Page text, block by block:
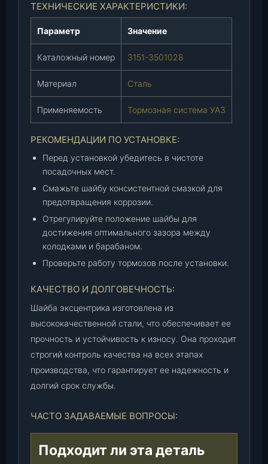
ТЕХНИЧЕСКИЕ ХАРАКТЕРИСТИКИ:
Параметр Значение
Каталожный номер 3151-3501028
Материал Сталь
Применяемость Тормозная система УАЗ
РЕКОМЕНДАЦИИ ПО УСТАНОВКЕ:
Перед установкой убедитесь в чистоте
посадочных мест.
Смажьте шайбу консистентной смазкой для
предотвращения коррозии.
Отрегулируйте положение шайбы для
достижения оптимального зазора между
колодками и барабаном.
Проверьте работу тормозов после установки.
КАЧЕСТВО И ДОЛГОВЕЧНОСТЬ:
Шайба эксцентрика изготовлена из
высококачественной стали, что обеспечивает ее
прочность и устойчивость к износу. Она проходит
строгий контроль качества на всех этапах
производства, что гарантирует ее надежность и
долгий срок службы.
ЧАСТО ЗАДАВАЕМЫЕ ВОПРОСЫ:
Подходит ли эта деталь